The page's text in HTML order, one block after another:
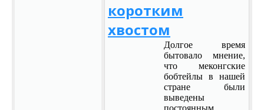
коротким
хвостом
Долгое время
бытовало мнение,
что меконгские
бобтейлы в нашей
стране были
выведены
постоянным